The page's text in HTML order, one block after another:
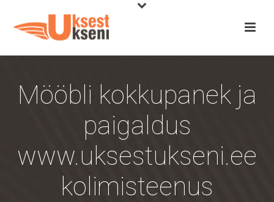
Mööbli kokkupanek ja
paigaldus
www.uksestukseni.ee
kolimisteenus